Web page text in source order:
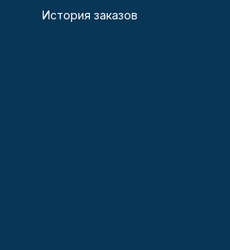
История заказов